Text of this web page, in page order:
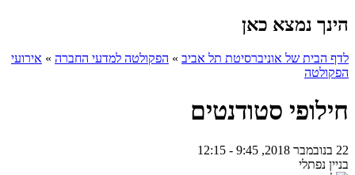
הינך נמצא כאן
לדף הבית של אוניברסיטת תל אביב » הפקולטה למדעי החברה » אירועי
הפקולטה
חילופי סטודנטים
22 בנובמבר 2018, 9:45 - 12:15
בניין נפתלי